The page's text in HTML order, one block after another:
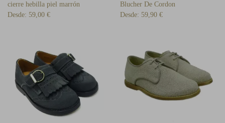
cierre hebilla piel marrón
Desde: 59,00 €
Blucher De Cordon
Desde: 59,90 €